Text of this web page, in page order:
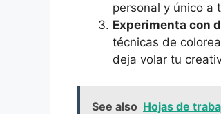
personal y único a
Experimenta con
técnicas de
deja volar tu
See also Hojas de